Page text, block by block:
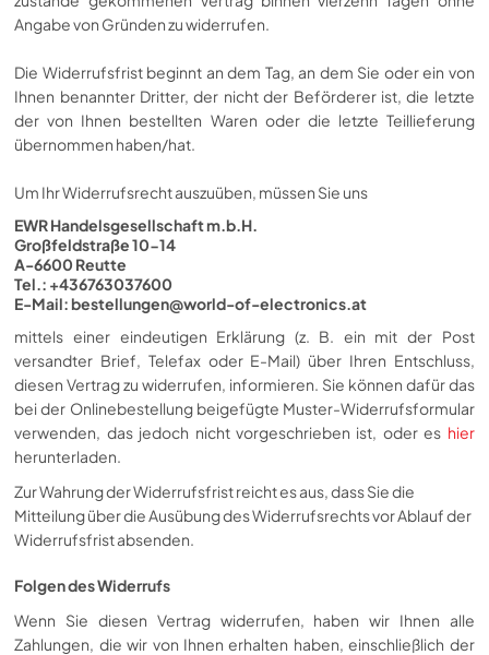
Angabe von Gründen zu widerrufen.
Die Widerrufsfrist beginnt an dem Tag, an dem Sie oder ein von
Ihnen benannter Dritter, der nicht der Beförderer ist, die letzte
der von Ihnen bestellten Waren oder die letzte Teillieferung
übernommen haben/hat.
Um Ihr Widerrufsrecht auszuüben, müssen Sie uns
EWR Handelsgesellschaft m.b.H.
Großfeldstraße 10-14
A-6600 Reutte
Tel.: +436763037600
E-Mail:bestellungen@world-of-electronics.at
mittels einer eindeutigen Erklärung (z. B. ein mit der Post
versandter Brief, Telefax oder E-Mail) über Ihren Entschluss,
diesen Vertrag zu widerrufen, informieren. Sie können dafür das
bei der Onlinebestellung beigefügte Muster-Widerrufsformular
verwenden, das jedoch nicht vorgeschrieben ist, oder es hier
herunterladen.
Zur Wahrung der Widerrufsfrist reicht es aus, dass Sie die
Mitteilung über die Ausübung des Widerrufsrechts vor Ablauf der
Widerrufsfrist absenden.
Folgen des Widerrufs
Wenn Sie diesen Vertrag widerrufen, haben wir Ihnen alle
Zahlungen, die wir von Ihnen erhalten haben, einschließlich der